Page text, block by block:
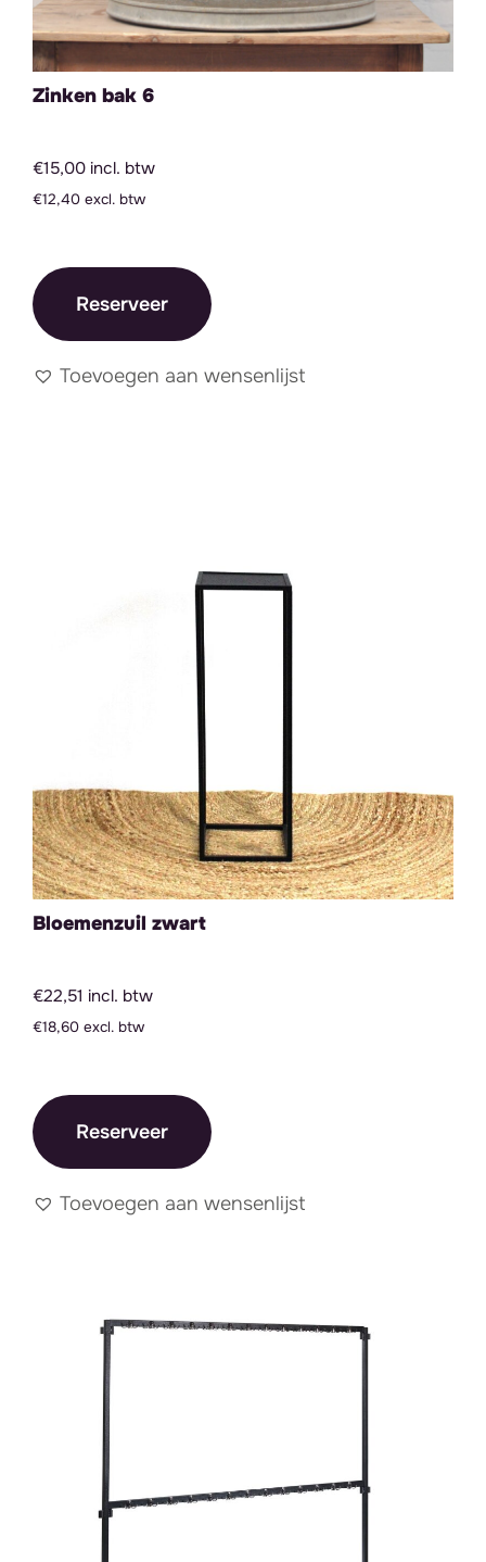
Zinken bak 6
€15,00 incl. btw
€12,40 excl. btw
Reserveer
Toevoegen aan wensenlijst
Bloemenzuil zwart
€22,51 incl. btw
€18,60 excl. btw
Reserveer
Toevoegen aan wensenlijst